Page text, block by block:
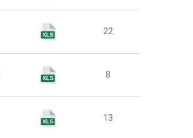
22
8
13